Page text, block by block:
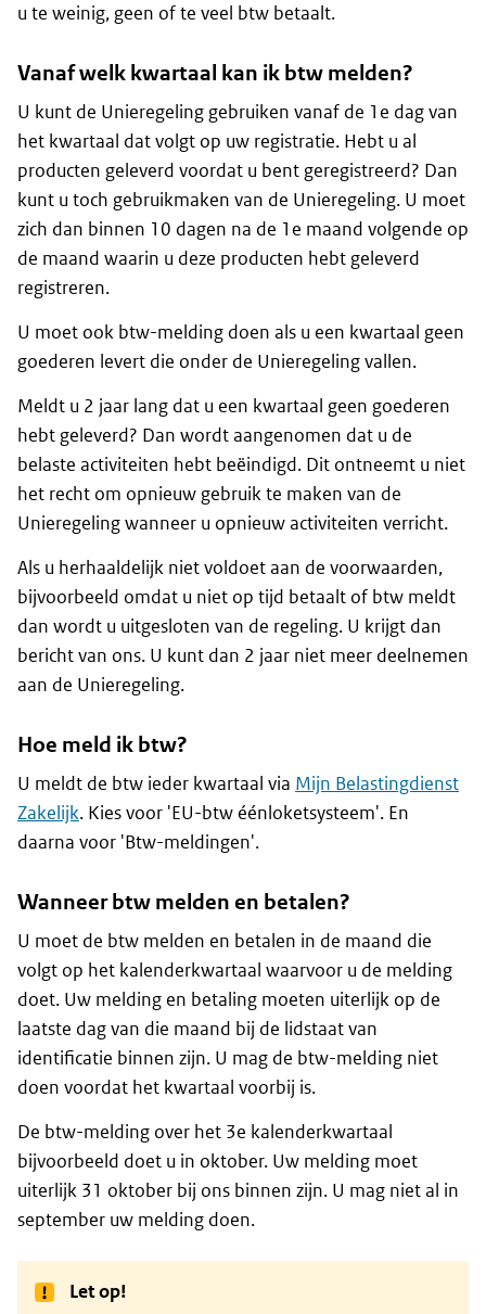
u te weinig, geen of te veel btw betaalt.
Vanaf welk kwartaal kan ik btw melden?
U kunt de Unieregeling gebruiken vanaf de 1e dag van
het kwartaal dat volgt op uw registratie. Hebt u al
producten geleverd voordat u bent geregistreerd? Dan
kunt u toch gebruikmaken van de Unieregeling. U moet
zich dan binnen 10 dagen na de 1e maand volgende op
de maand waarin u deze producten hebt geleverd
registreren.
U moet ook btw-melding doen als u een kwartaal geen
goederen levert die onder de Unieregeling vallen.
Meldt u 2 jaar lang dat u een kwartaal geen goederen
hebt geleverd? Dan wordt aangenomen dat u de
belaste activiteiten hebt beëindigd. Dit ontneemt u niet
het recht om opnieuw gebruik te maken van de
Unieregeling wanneer u opnieuw activiteiten verricht.
Als u herhaaldelijk niet voldoet aan de voorwaarden,
bijvoorbeeld omdat u niet op tijd betaalt of btw meldt
dan wordt u uitgesloten van de regeling. U krijgt dan
bericht van ons. U kunt dan 2 jaar niet meer deelnemen
aan de Unieregeling.
Hoe meld ik btw?
U meldt de btw ieder kwartaal via Mijn Belastingdienst
Zakelijk. Kies voor 'EU-btw éénloketsysteem'. En
daarna voor 'Btw-meldingen'.
Wanneer btw melden en betalen?
U moet de btw melden en betalen in de maand die
volgt op het kalenderkwartaal waarvoor u de melding
doet. Uw melding en betaling moeten uiterlijk op de
laatste dag van die maand bij de lidstaat van
identificatie binnen zijn. U mag de btw-melding niet
doen voordat het kwartaal voorbij is.
De btw-melding over het 3e kalenderkwartaal
bijvoorbeeld doet u in oktober. Uw melding moet
uiterlijk 31 oktober bij ons binnen zijn. U mag niet al in
september uw melding doen.
Let op!